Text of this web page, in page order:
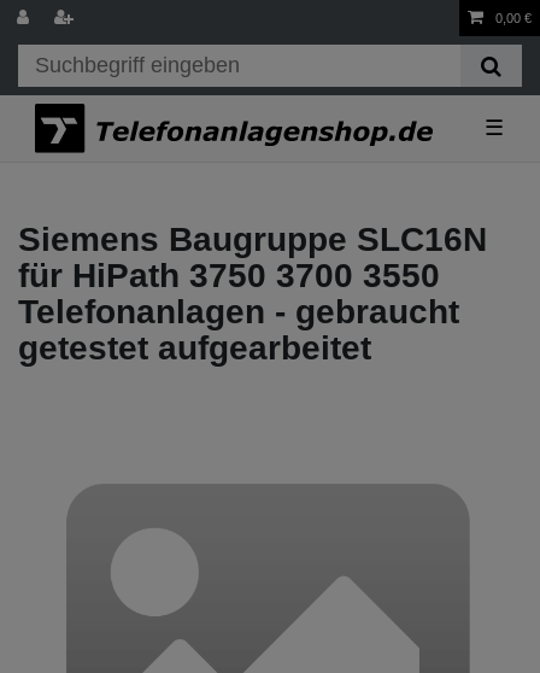
0,00 €
☰
Siemens Baugruppe SLC16N
für HiPath 3750 3700 3550
Telefonanlagen - gebraucht
getestet aufgearbeitet